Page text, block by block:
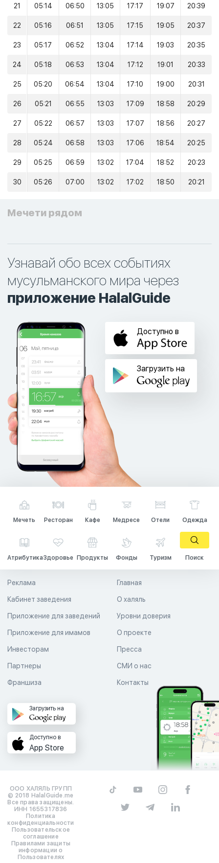
21 05:14 06:50 13:05 17:17 19:07 20:39
22 05:16 06:51 13:05 17:15 19:05 20:37
23 05:17 06:52 13:04 17:14 19:03 20:35
24 05:18 06:53 13:04 17:12 19:01 20:33
25 05:20 06:54 13:04 17:10 19:00 20:31
26 05:21 06:55 13:03 17:09 18:58 20:29
27 05:22 06:57 13:03 17:07 18:56 20:27
28 05:24 06:58 13:03 17:06 18:54 20:25
29 05:25 06:59 13:02 17:04 18:52 20:23
30 05:26 07:00 13:02 17:02 18:50 20:21
Мечети рядом
Узнавай обо всех событиях
мусульманского мира через
приложение HalalGuide
Доступно в
Загрузить на
Мечеть Ресторан Кафе Медресе Отели Одежда
АтрибутикаЗдоровье Продукты Фонды Туризм Поиск
Главная
О халяль
Уровни доверия
Реклама
Кабинет заведения
Приложение для заведений
Приложение для имамов О проекте
Пресса
СМИ о нас
Контакты
Инвесторам
Партнеры
Франшиза
Загрузить на
Доступно в
App Store
ООО ХАЛЯЛЬ ГРУПП
© 2018 HalalGuide.me
Все права защищены.
ИНН 1655317836
Политика
конфиденциальности
Пользовательское
соглашение
Правилами защиты
информации о
Пользователях